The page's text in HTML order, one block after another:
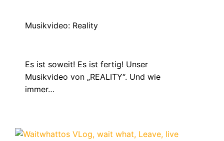
Musikvideo: Reality
Es ist soweit! Es ist fertig! Unser
Musikvideo von „REALITY“. Und wie
immer…